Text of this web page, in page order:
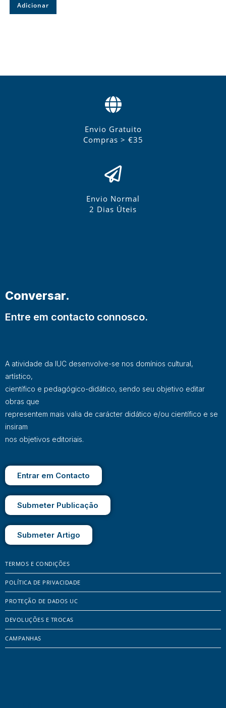
Adicionar
Envio Gratuito
Compras > €35
Envio Normal
2 Dias Úteis
Conversar.
Entre em contacto connosco.
A atividade da IUC desenvolve-se nos domínios cultural,
artístico,
científico e pedagógico-didático, sendo seu objetivo editar
obras que
representem mais valia de carácter didático e/ou científico e se
insiram
nos objetivos editoriais.
Entrar em Contacto
Submeter Publicação
Submeter Artigo
TERMOS E CONDIÇÕES
POLÍTICA DE PRIVACIDADE
PROTEÇÃO DE DADOS UC
DEVOLUÇÕES E TROCAS
CAMPANHAS